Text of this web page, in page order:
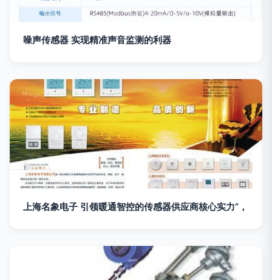
噪声传感器 实现精准声音监测的利器
上海名象电子 引领暖通智控的传感器供应商核心实力”，